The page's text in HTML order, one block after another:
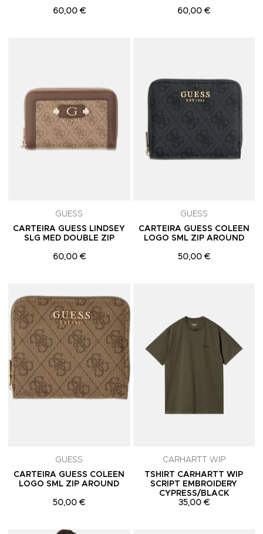
60,00 € 60,00 €
GUESS
CARTEIRA GUESS LINDSEY
SLG MED DOUBLE ZIP
60,00 €
GUESS
CARTEIRA GUESS COLEEN
LOGO SML ZIP AROUND
50,00 €
GUESS
CARTEIRA GUESS COLEEN
LOGO SML ZIP AROUND
50,00 €
CARHARTT WIP
TSHIRT CARHARTT WIP
SCRIPT EMBROIDERY
CYPRESS/BLACK
35,00 €